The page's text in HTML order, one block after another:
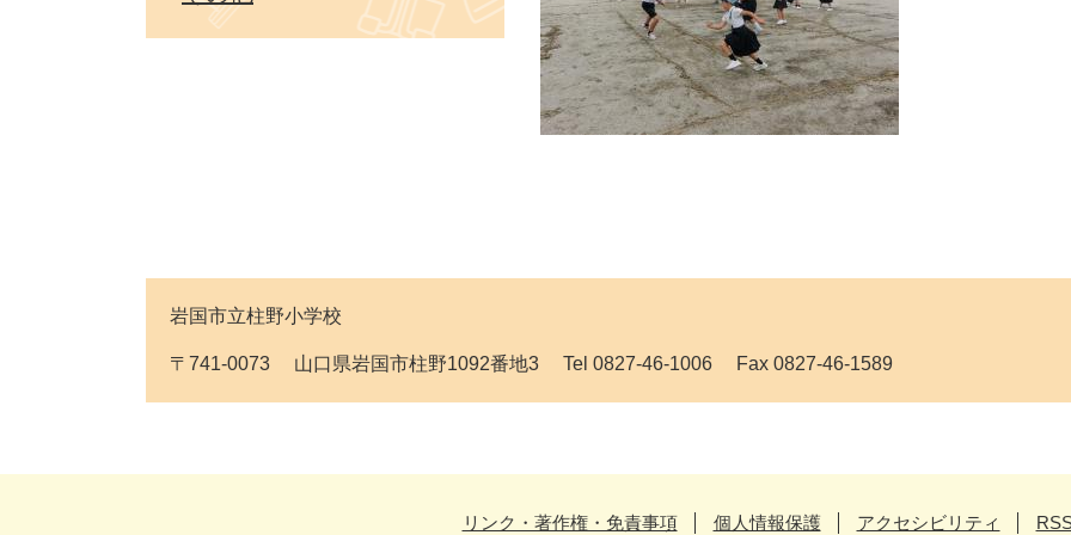
岩国市立柱野小学校
〒741-0073 山口県岩国市柱野1092番地3 Tel 0827-46-1006 Fax 0827-46-1589
リンク・著作権・免責事項 個人情報保護 アクセシビリティ